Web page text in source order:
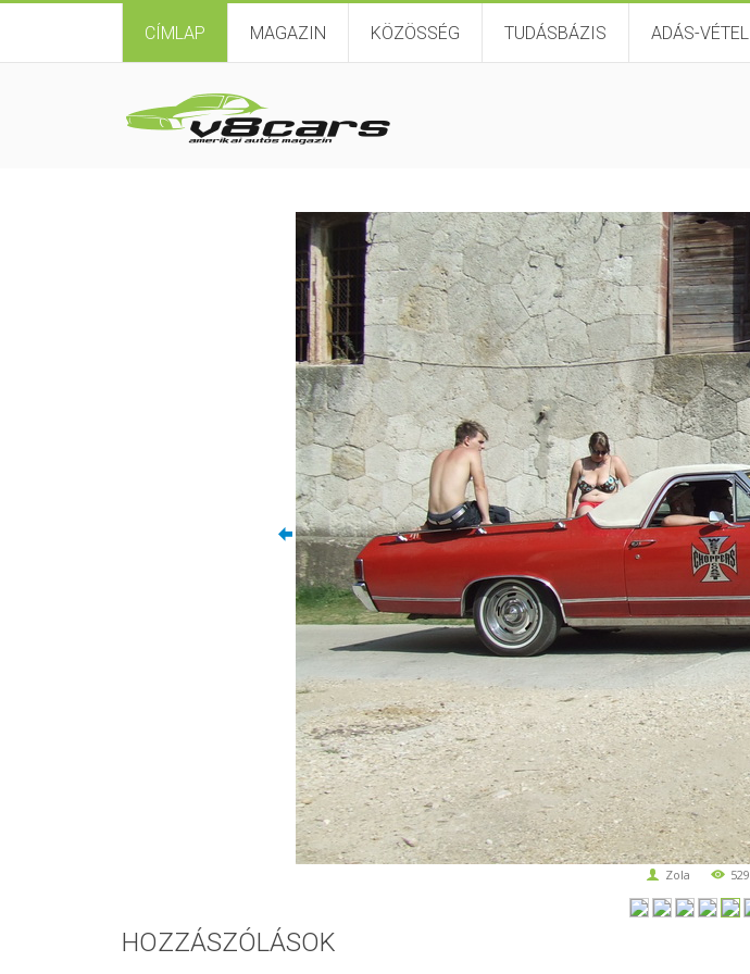
CÍMLAP MAGAZIN KÖZÖSSÉG TUDÁSBÁZIS ADÁS-VÉTEL
Zola 529
HOZZÁSZÓLÁSOK